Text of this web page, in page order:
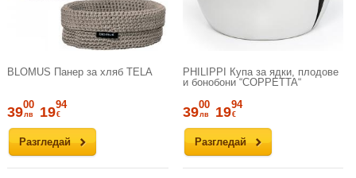
BLOMUS Панер за хляб TELA
Разгледай
3900
лв 1994
€
PHILIPPI Купа за ядки, плодове
и бонобони “COPPETTA“
Разгледай
3900
лв 1994
€